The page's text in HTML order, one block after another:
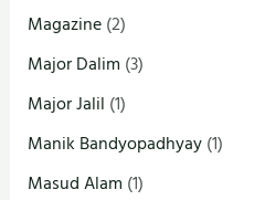
Magazine(2)
Major Dalim (3)
Major Jalil (1)
Manik Bandyopadhyay(1)
Masud Alam (1)